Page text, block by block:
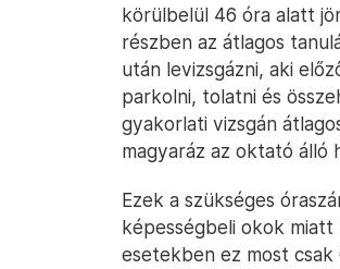
körülbelül 46 óra alatt
részben az átlagos
után levizsgázni, aki
parkolni, tolatni és
gyakorlati vizsgán
magyaráz az oktató álló
Ezek a szükséges
képességbeli okok miatt
esetekben ez most